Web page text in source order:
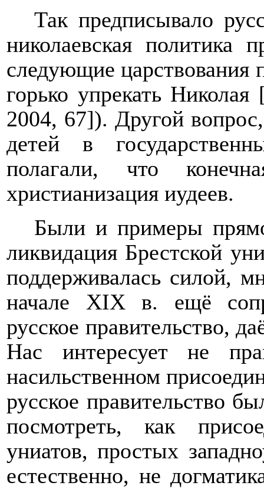
Так предписывало
николаевская политика
следующие царствования
горько упрекать
2004, 67]). Другой
детей в
полагали, что
христианизация иудеев.
Были и примеры
ликвидация Брестской
поддерживалась силой,
начале XIXв. ещё
русское правительство,
Нас интересует не
насильственном
русское правительство
посмотреть, как
униатов, простых
естественно, не